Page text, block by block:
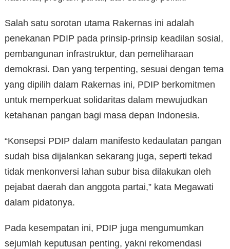
Salah satu sorotan utama Rakernas ini adalah
penekanan PDIP pada prinsip-prinsip keadilan sosial,
pembangunan infrastruktur, dan pemeliharaan
demokrasi. Dan yang terpenting, sesuai dengan tema
yang dipilih dalam Rakernas ini, PDIP berkomitmen
untuk memperkuat solidaritas dalam mewujudkan
ketahanan pangan bagi masa depan Indonesia.
“Konsepsi PDIP dalam manifesto kedaulatan pangan
sudah bisa dijalankan sekarang juga, seperti tekad
tidak menkonversi lahan subur bisa dilakukan oleh
pejabat daerah dan anggota partai,” kata Megawati
dalam pidatonya.
Pada kesempatan ini, PDIP juga mengumumkan
sejumlah keputusan penting, yakni rekomendasi